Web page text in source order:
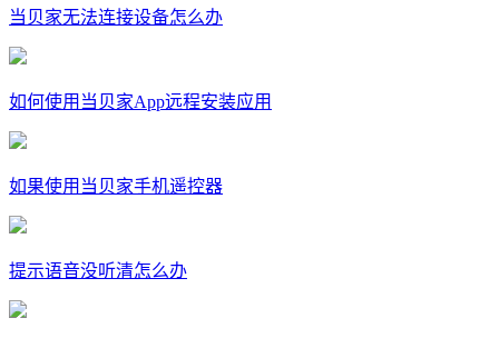
当贝家无法连接设备怎么办
如何使用当贝家App远程安装应用
如果使用当贝家手机遥控器
提示语音没听清怎么办